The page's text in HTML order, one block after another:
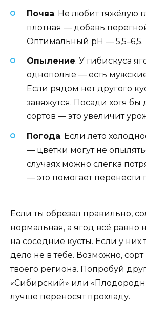
Почва. Не любит тяжёлую
плотная — добавь
Оптимальный pH — 5,5–6,5.
Опыление. У гибискуса
однополые — есть
Если рядом нет другого
завяжутся. Посади хотя бы
сортов — это увеличит
Погода. Если лето
— цветки могут не
случаях можно слегка
— это помогает перенести
Если ты обрезал правильно,
нормальная, а ягод всё равно
на соседние кусты. Если у
дело не в тебе. Возможно,
твоего региона. Попробуй
«Сибирский» или
лучше переносят прохладу.